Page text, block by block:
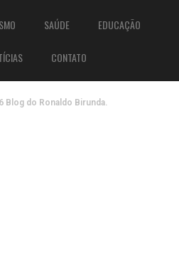
SAÚDE EDUCAÇÃO
CONTATO
Blog do Ronaldo Birunda.